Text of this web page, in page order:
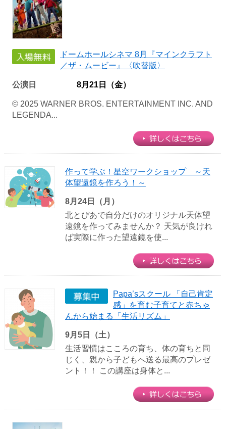
ドームホールシネマ 8月『マインクラフト
／ザ・ムービー』〈吹替版〉
公演日 8月21日（金）
© 2025 WARNER BROS. ENTERTAINMENT INC. AND
LEGENDA...
作って学ぶ！星空ワークショップ ～天
体望遠鏡を作ろう！～
8月24日（月）
北とぴあで自分だけのオリジナル天体望
遠鏡を作ってみませんか？ 天気が良けれ
ば実際に作った望遠鏡を使...
Papa’sスクール 「自己肯定
感」を育む子育てと赤ちゃ
んから始まる「生活リズム」
9月5日（土）
生活習慣はこころの育ち、体の育ちと同
じく、親から子どもへ送る最高のプレゼ
ント！！ この講座は身体と...